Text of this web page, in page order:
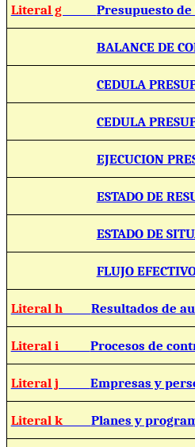
Literal g Presupuesto
BALANCE DE
CEDULA
CEDULA
EJECUCION
ESTADO DE
ESTADO DE
FLUJO
Literal h Resultados de
Literal i Procesos de
Literal j Empresas y
Literal k Planes y